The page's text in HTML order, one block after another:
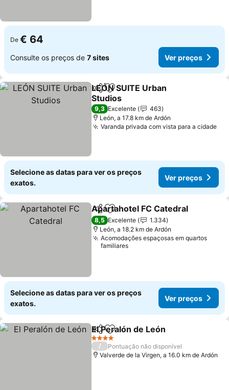
De € 64
Consulte os preços de 7 sites Ver preços
PartilharAdicionar aos favoritos
LEÓN SUITE Urban
Studios
9,3 Excelente
463
León, a 17.8 km de Ardón
Varanda privada com vista para a cidade
Selecione as datas para ver os preços
exatos.
Ver preços
PartilharAdicionar aos favoritos
Apartahotel FC Catedral
8,5 Excelente
1.334
León, a 18.2 km de Ardón
Acomodações espaçosas em quartos
familiares
Selecione as datas para ver os preços
exatos.
Ver preços
PartilharAdicionar aos favoritos
El Peralón de León
4 Estrelas
/
Pontuação não disponível
Valverde de la Virgen, a 16.0 km de Ardón